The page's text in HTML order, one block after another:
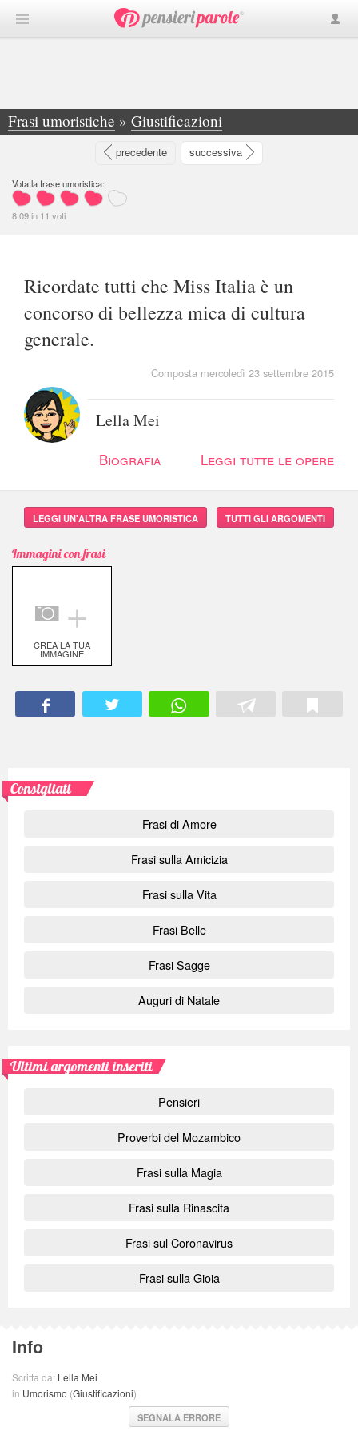
Frasi umoristiche » Giustificazioni
»Ricordate tutti che Miss Italia è un concorso... - Lella Mei
precedente successiva
Vota la frase umoristica:
8.09in 11 voti
Ricordate tutti che Miss Italia è un
concorso di bellezza mica di cultura
generale.
Composta mercoledì 23 settembre 2015
Lella Mei
Biografia Leggi tutte le opere
LEGGI UN'ALTRA FRASE UMORISTICA TUTTI GLI ARGOMENTI
Immagini con frasi
＋
CREA LA TUA
IMMAGINE
Consigliati
Frasi di Amore
Frasi sulla Amicizia
Frasi sulla Vita
Frasi Belle
Frasi Sagge
Auguri di Natale
Ultimi argomenti inseriti
Pensieri
Proverbi del Mozambico
Frasi sulla Magia
Frasi sulla Rinascita
Frasi sul Coronavirus
Frasi sulla Gioia
Info
Scritta da: Lella Mei
in Umorismo (Giustificazioni)
SEGNALA ERRORE